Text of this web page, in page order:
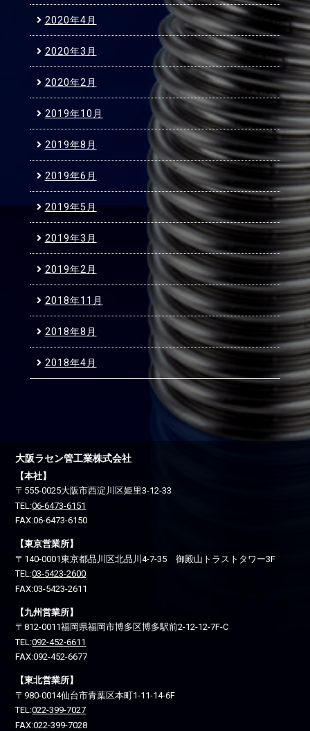
2020年4月
2020年3月
2020年2月
2019年10月
2019年8月
2019年6月
2019年5月
2019年3月
2019年2月
2018年11月
2018年8月
2018年4月
大阪ラセン管工業株式会社
【本社】
〒555-0025大阪市西淀川区姫里3-12-33
TEL:06-6473-6151
FAX:06-6473-6150
【東京営業所】
〒140-0001東京都品川区北品川4-7-35 御殿山トラストタワー3F
TEL:03-5423-2600
FAX:03-5423-2611
【九州営業所】
〒812-0011福岡県福岡市博多区博多駅前2-12-12-7F-C
TEL:092-452-6611
FAX:092-452-6677
【東北営業所】
〒980-0014仙台市青葉区本町1-11-14-6F
TEL:022-399-7027
FAX:022-399-7028